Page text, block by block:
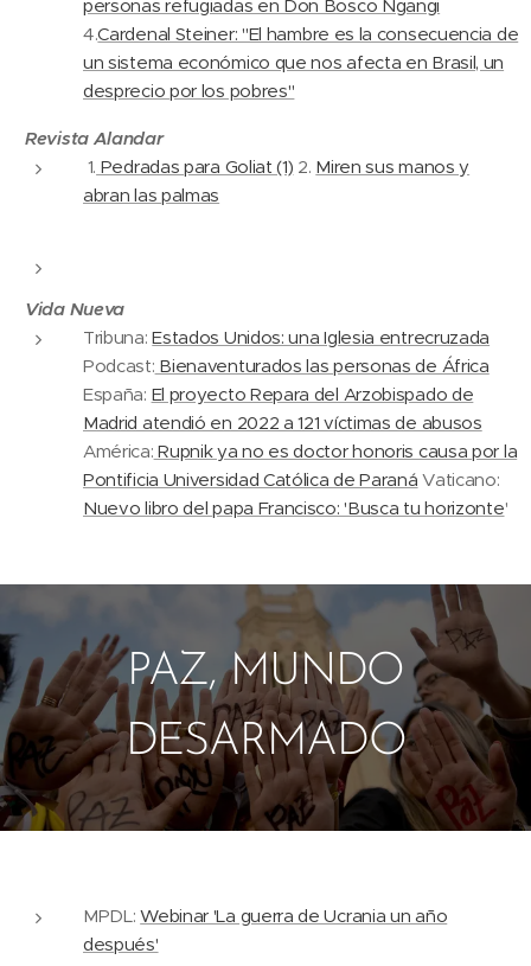
personas refugiadas en Don Bosco Ngangi
4.Cardenal Steiner: "El hambre es la consecuencia de
un sistema económico que nos afecta en Brasil, un
desprecio por los pobres"
Revista Alandar
1. Pedradas para Goliat (1) 2. Miren sus manos y
abran las palmas
Vida Nueva
Tribuna:Estados Unidos: una Iglesia entrecruzada
Podcast: Bienaventurados las personas de África
España: El proyecto Repara del Arzobispado de
Madrid atendió en 2022 a 121 víctimas de abusos
América: Rupnik ya no es doctor honoris causa por la
Pontificia Universidad Católica de Paraná Vaticano:
Nuevo libro del papa Francisco: 'Busca tu horizonte'
PAZ, MUNDO
DESARMADO
MPDL:Webinar 'La guerra de Ucrania un año
después'